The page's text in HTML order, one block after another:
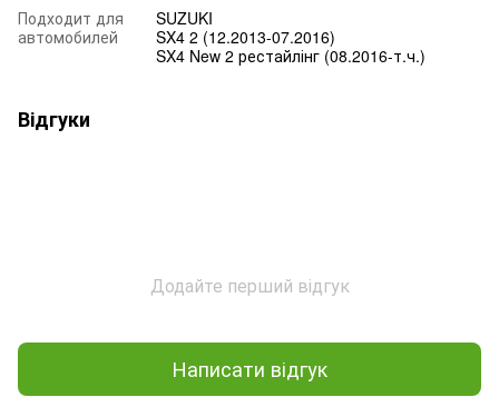
Подходит для
автомобилей
SUZUKI
SX4 2 (12.2013-07.2016)
SX4 New 2 рестайлінг (08.2016-т.ч.)
Відгуки
Додайте перший відгук
Написати відгук